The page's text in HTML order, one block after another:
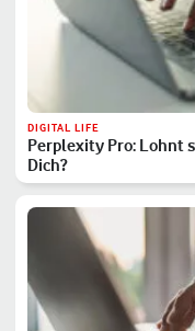
DIGITAL LIFE
Perplexity Pro: Lohnt
Dich?